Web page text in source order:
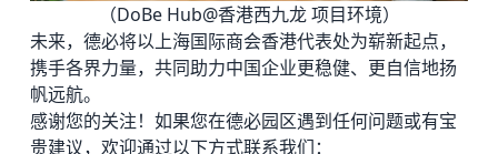
（DoBe Hub@香港西九龙 项目环境）
未来，德必将以上海国际商会香港代表处为崭新起点，
携手各界力量，共同助力中国企业更稳健、更自信地扬
帆远航。
感谢您的关注！如果您在德必园区遇到任何问题或有宝
贵建议，欢迎通过以下方式联系我们：